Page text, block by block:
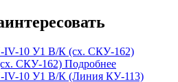
СКУ-162) Подробнее